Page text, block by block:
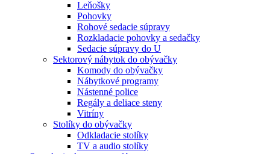
Leňošky
Pohovky
Rohové sedacie súpravy
Rozkladacie pohovky a sedačky
Sedacie súpravy do U
Sektorový nábytok do obývačky
Komody do obývačky
Nábytkové programy
Nástenné police
Regály a deliace steny
Vitríny
Stolíky do obývačky
Odkladacie stolíky
TV a audio stolíky